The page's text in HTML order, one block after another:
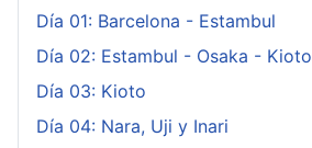
Día 01: Barcelona - Estambul
Día 02: Estambul - Osaka - Kioto
Día 03: Kioto
Día 04: Nara, Uji y Inari